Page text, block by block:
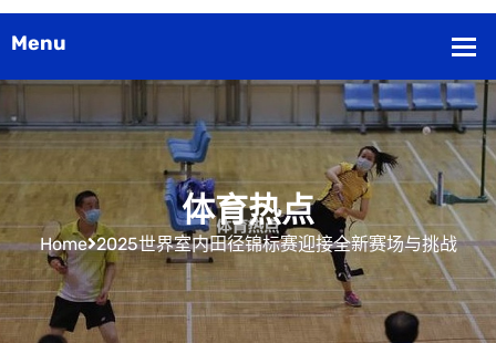
体育热点
Home 2025世界室内田径锦标赛迎接全新赛场与挑战